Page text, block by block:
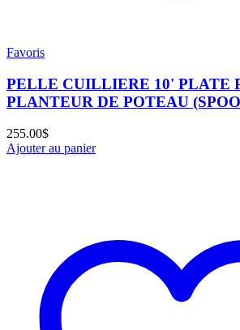
Favoris
PELLE CUILLIERE 10' PLATE
PLANTEUR DE POTEAU
255.00$
Ajouter au panier